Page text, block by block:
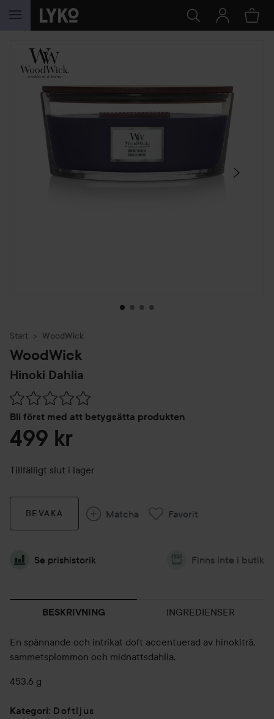
HOPPA TILL INNEHÅLLET
HOPPA ÖVER SEKTIONEN
Start WoodWick
WoodWick
Hinoki Dahlia
Bli först med att betygsätta produkten
Hoppa till Betyg & kommentarer
499 kr
Tillfälligt slut i lager
BEVAKA Matcha Favorit
Se prishistorik Finns inte i butik
BESKRIVNING INGREDIENSER
En spännande och intrikat doft accentuerad av hinokiträ,
sammetsplommon och midnattsdahlia.
453,6 g
Kategori: Doftljus